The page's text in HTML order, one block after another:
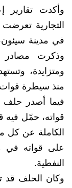
وأكدت تقارير
التجارية
في مدينة
وذكرت مصادر
ومتزايدة،
منذ سيطرة قوات
فيما أصدر حلف
قواته، حمّل فيه
الكاملة عن كل
على قواته في
النفطية.
وكان الحلف قد